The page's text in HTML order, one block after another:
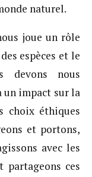
naturel.
joue un rôle
espèces et le
devons nous
un impact sur la
choix éthiques
et portons,
avec les
partageons ces